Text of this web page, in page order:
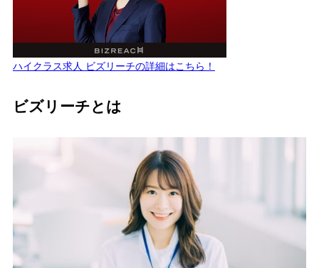
ハイクラス求人 ビズリーチの詳細はこちら！
ビズリーチとは